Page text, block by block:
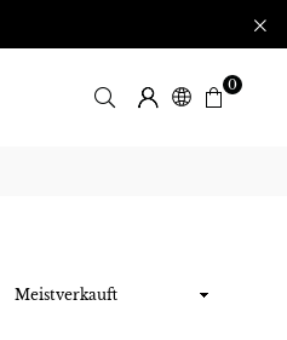
0
Sortieren